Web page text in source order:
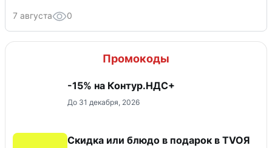
7 августа 0
Промокоды
-15% на Контур.НДС+
До 31 декабря, 2026
Скидка или блюдо в подарок в TVOЯ